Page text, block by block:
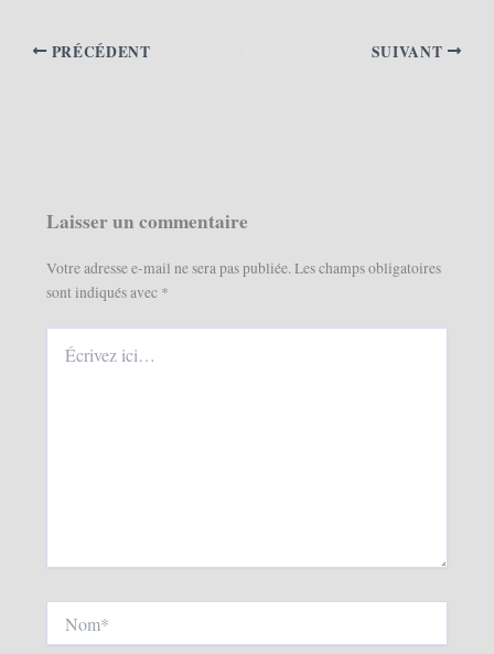
PRÉCÉDENT SUIVANT
Laisser un commentaire
Votre adresse e-mail ne sera pas publiée.Les champs obligatoires
sont indiqués avec *
ici…